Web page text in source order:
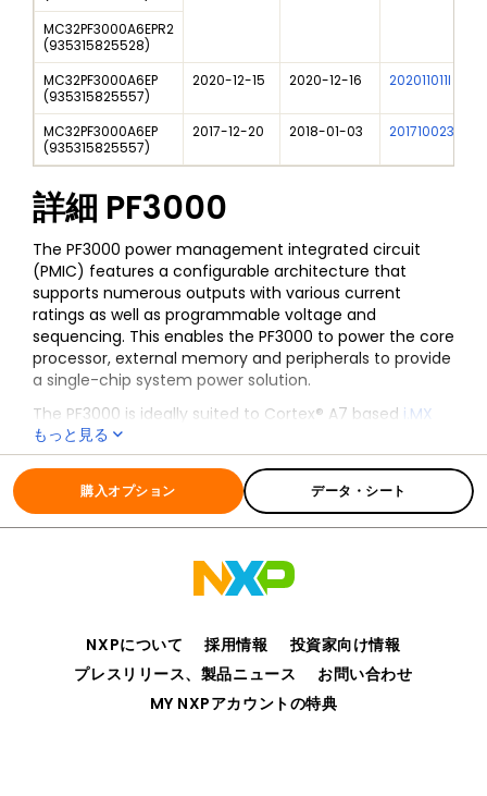
MC32PF3000A6EPR2
(935315825528)
MC32PF3000A6EP
(935315825557)
2020-12-15 2020-12-16 202011011I
MC32PF3000A6EP
(935315825557)
2017-12-20 2018-01-03 201710023I
詳細 PF3000
The PF3000 power management integrated circuit
(PMIC) features a configurable architecture that
supports numerous outputs with various current
ratings as well as programmable voltage and
sequencing. This enables the PF3000 to power the core
processor, external memory and peripherals to provide
a single-chip system power solution.
The PF3000 is ideally suited to Cortex® A7 based i.MX
7Soloand i.MX 7Dual
low power application requirements. The PF3000 is a
great companion for the very low power Cortex® A9
core product family including the
i.MX 6DuaLite and
single-core Cortex A9 i.MX processors.
Compatibility with i.MX applications processors are
shown in multiple reference designs and facilitates
software controlled, dynamic voltage scaling.
もっと見る
全ての情報 PF3000
購入オプション データ・シート
NXPについて 採用情報
投資家向け情報
プレスリリース、製品ニュース
お問い合わせ
MY NXPアカウントの特典